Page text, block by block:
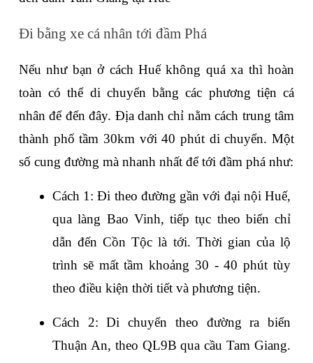
Đi bằng xe cá nhân tới đầm Phá
Nếu như bạn ở cách Huế không quá xa thì hoàn
toàn có thể di chuyển bằng các phương tiện cá
nhân để đến đây. Địa danh chỉ nằm cách trung tâm
thành phố tầm 30km với 40 phút di chuyển. Một
số cung đường mà nhanh nhất để tới đầm phá như:
Cách 1: Đi theo đường gần với đại nội Huế,
qua làng Bao Vinh, tiếp tục theo biển chỉ
dẫn đến Cồn Tộc là tới. Thời gian của lộ
trình sẽ mất tầm khoảng 30 - 40 phút tùy
theo điều kiện thời tiết và phương tiện.
Cách 2: Di chuyển theo đường ra biển
Thuận An, theo QL9B qua cầu Tam Giang.